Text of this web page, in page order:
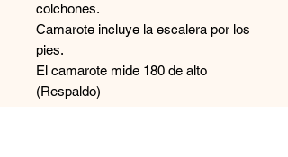
colchones.
Camarote incluye la escalera por los
pies.
El camarote mide 180 de alto
(Respaldo)